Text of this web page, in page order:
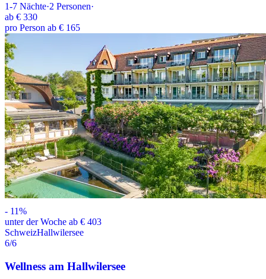
1-7 Nächte·2 Personen·
ab € 330
pro Person ab € 165
- 11%
unter der Woche ab € 403
SchweizHallwilersee
6/6
Wellness am Hallwilersee